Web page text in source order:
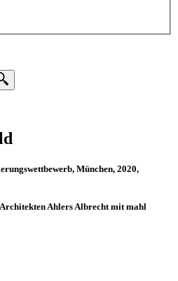
München, 2020,
Ahlers Albrecht mit mahl